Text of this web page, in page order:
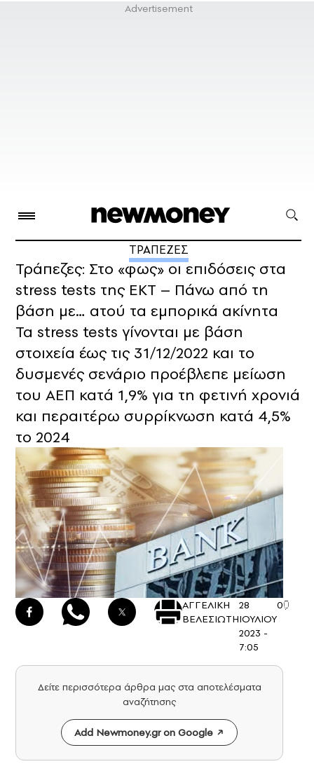
ΤΡΑΠΕΖΕΣ
Τράπεζες: Στο «φως» οι επιδόσεις στα
stress tests της ΕΚΤ – Πάνω από τη
βάση με… ατού τα εμπορικά ακίνητα
Τα stress tests γίνονται με βάση
στοιχεία έως τις 31/12/2022 και το
δυσμενές σενάριο προέβλεπε μείωση
του ΑΕΠ κατά 1,9% για τη φετινή χρονιά
και περαιτέρω συρρίκνωση κατά 4,5%
το 2024
ΑΓΓΕΛΙΚΗ
ΒΕΛΕΣΙΩΤΗ
28
ΙΟΥΛΙΟΥ
2023 -
7:05
0
Δείτε περισσότερα άρθρα μας στα αποτελέσματα
αναζήτησης
Add Newmoney.gr on Google